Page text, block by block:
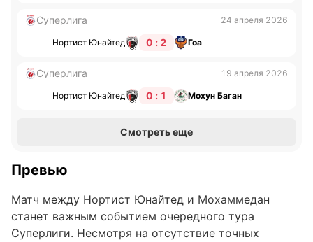
Суперлига 24 апреля 2026
Нортист Юнайтед 0 : 2 Гоа
Суперлига 19 апреля 2026
Нортист Юнайтед 0 : 1 Мохун Баган
Смотреть еще
Превью
Матч между Нортист Юнайтед и Мохаммедан
станет важным событием очередного тура
Суперлиги. Несмотря на отсутствие точных